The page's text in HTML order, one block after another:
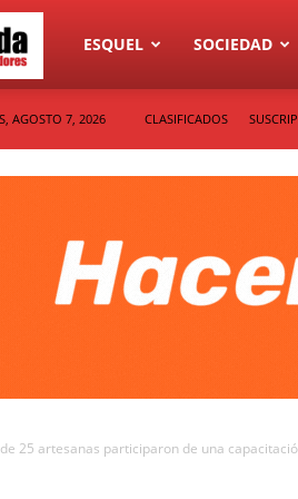
Diario
La
ESQUEL SOCIEDAD
AGOSTO 7, 2026 CLASIFICADOS
25 artesanas participaron de una